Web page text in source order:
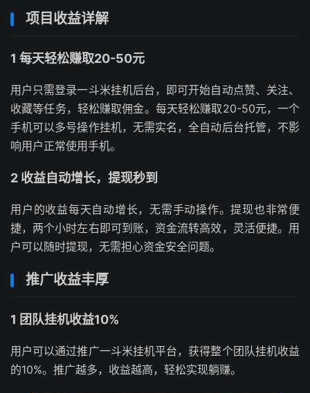
项目收益详解
1 每天轻松赚取20-50元
用户只需登录一斗米挂机后台， 即可开始自动点赞、 关注、
收藏等任务， 轻松赚取佣金。 每天轻松赚取20-50元， 一个
手机可以多号操作挂机， 无需实名，全自动后台托管， 不影
响用户正常使用手机。
2 收益自动增长，提现秒到
用户的收益每天自动增长， 无需手动操作。提现也非常便
捷， 两个小时左右即可到账， 资金流转高效， 灵活便捷。 用
户可以随时提现， 无需担心资金安全问题。
推广收益丰厚
1 团队挂机收益10%
用户可以通过推广一斗米挂机平台，获得整个团队挂机收益
的10%。 推广越多， 收益越高， 轻松实现躺赚。